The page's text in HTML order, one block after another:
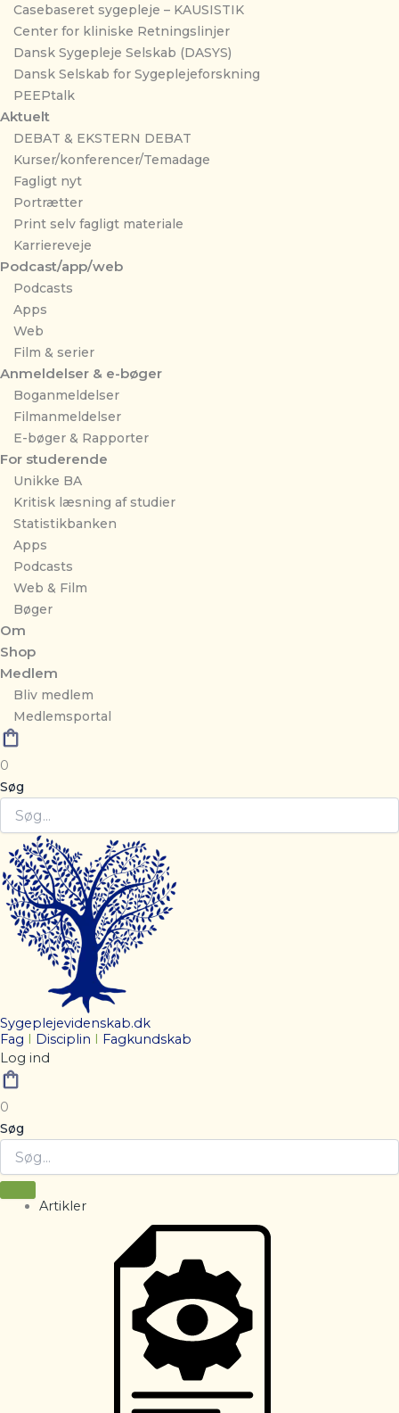
Casebaseret sygepleje – KAUSISTIK
Center for kliniske Retningslinjer
Dansk Sygepleje Selskab (DASYS)
Dansk Selskab for Sygeplejeforskning
PEEPtalk
Aktuelt
DEBAT & EKSTERN DEBAT
Kurser/konferencer/Temadage
Fagligt nyt
Portrætter
Print selv fagligt materiale
Karriereveje
Podcast/app/web
Podcasts
Apps
Web
Film & serier
Anmeldelser & e-bøger
Boganmeldelser
Filmanmeldelser
E-bøger & Rapporter
For studerende
Unikke BA
Kritisk læsning af studier
Statistikbanken
Apps
Podcasts
Web & Film
Bøger
Om
Shop
Medlem
Bliv medlem
Medlemsportal
0
Søg
Sygeplejevidenskab.dk
Fag
Disciplin
Fagkundskab
Log ind
0
Søg
Artikler